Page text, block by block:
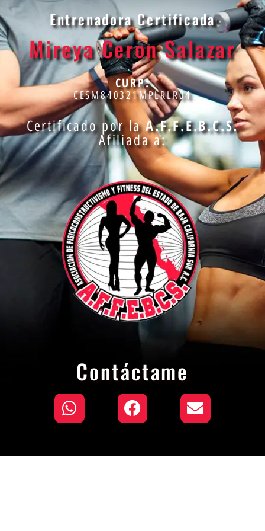
Entrenadora Certificada
Mireya Ceron Salazar
CURP:
CESM840321MPLRLR04
Certificado por laA.F.F.E.B.C.S.
Afiliada a:
Contáctame